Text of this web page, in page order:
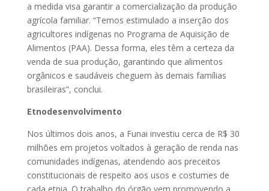
a medida visa garantir a comercialização da produção
agrícola familiar. “Temos estimulado a inserção dos
agricultores indígenas no Programa de Aquisição de
Alimentos (PAA). Dessa forma, eles têm a certeza da
venda de sua produção, garantindo que alimentos
orgânicos e saudáveis cheguem às demais famílias
brasileiras”, conclui.
Etnodesenvolvimento
Nos últimos dois anos, a Funai investiu cerca de R$ 30
milhões em projetos voltados à geração de renda nas
comunidades indígenas, atendendo aos preceitos
constitucionais de respeito aos usos e costumes de